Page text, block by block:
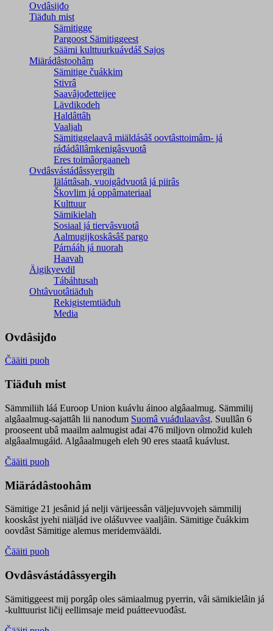
Ovdâsijđo
Tiäđuh mist
Sämitigge
Pargoost Sämitiggeest
Säämi kulttuurkuávdáš Sajos
Miärádâstoohâm
Sämitige čuákkim
Stivrâ
Saavâjođetteijee
Lävdikodeh
Haldâttâh
Vaaljah
Sämitiggelaavâ miäldásâš oovtâsttoimâm- já
ráđádâllâmkenigâsvuotâ
Eres toimâorgaaneh
Ovdâsvástádâssyergih
Iäláttâsah, vuoigâdvuotâ já piirâs
Škovlim já oppâmateriaal
Kulttuur
Sämikielah
Sosiaal já tiervâsvuotâ
Aalmugijkoskâsâš pargo
Párnááh já nuorah
Haavah
Äigikyevdil
Tábáhtusah
Ohtâvuotâtiäđuh
Rekigistemtiäđuh
Media
Ovdâsijđo
Čääiti puoh
Tiäđuh mist
Sämmiliih láá Euroop Union kuávlu áinoo algâaalmug. Sämmilij
algâaalmug-sajattâh lii nanodum Suomâ vuáđulaavâst. Suullân 6
prooseent ubâ maailm aalmugist ađai 476 miljovn olmožid kuleh
algâaalmugáid. Algâaalmugeh eleh 90 eres staatâ kuávlust.
Čääiti puoh
Miärádâstoohâm
Sämitige 21 jesânid já nelji värijeessân väljejuvvojeh sämmilij
kooskâst jyehi niäljád ive olášuvvee vaaljâin. Sämitige čuákkim
oovdâst Sämitige alemus meridemvääldi.
Čääiti puoh
Ovdâsvástádâssyergih
Sämitiggeest mij porgâp oles sämiaalmug pyerrin, vâi sämikielâin já
-kulttuurist ličij eellimsaje meid puátteevuođâst.